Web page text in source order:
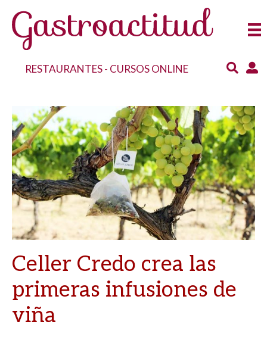
RESTAURANTES- CURSOS ONLINE
Celler Credo crea las
primeras infusiones de
viña